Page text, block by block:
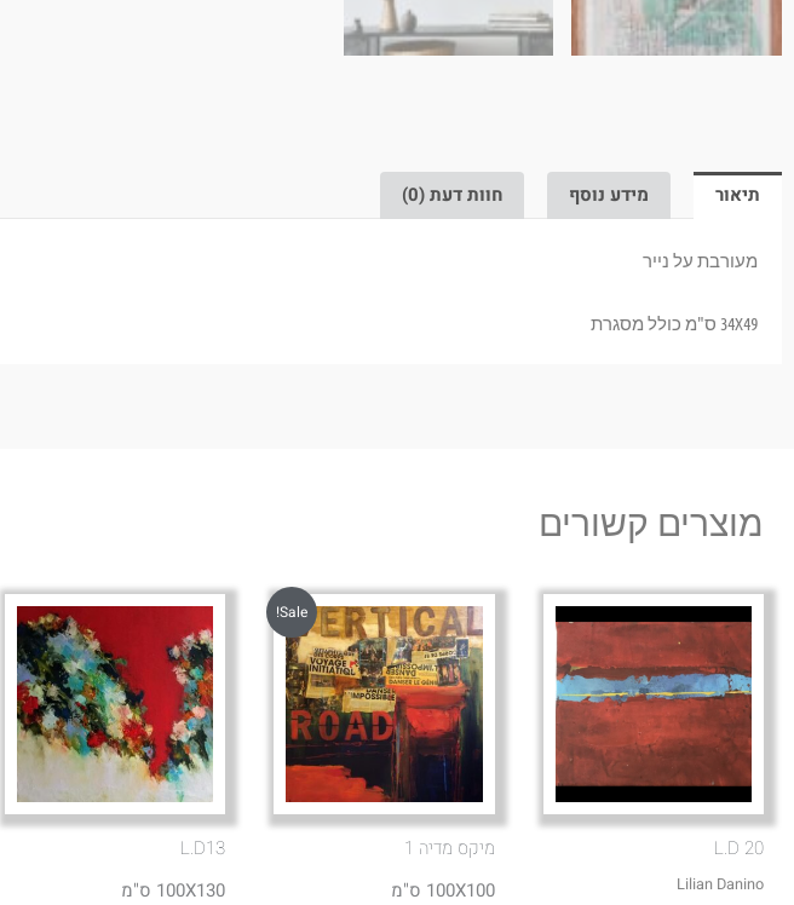
תיאור מידע נוסף חוות דעת (0)
מעורבת על נייר
34X49 ס"מ כולל מסגרת
מוצרים קשורים
L.D 20
Lilian Danino
Sale!
מיקס מדיה 1
100X100 ס"מ
L.D13
100X130 ס"מ